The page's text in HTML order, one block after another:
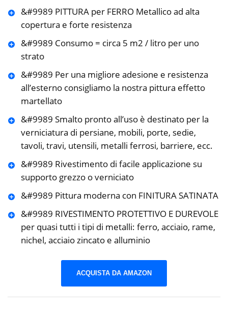
&#9989 PITTURA per FERRO Metallico ad alta
copertura e forte resistenza
&#9989 Consumo = circa 5 m2 / litro per uno
strato
&#9989 Per una migliore adesione e resistenza
all’esterno consigliamo la nostra pittura effetto
martellato
&#9989 Smalto pronto all’uso è destinato per la
verniciatura di persiane, mobili, porte, sedie,
tavoli, travi, utensili, metalli ferrosi, barriere, ecc.
&#9989 Rivestimento di facile applicazione su
supporto grezzo o verniciato
&#9989 Pittura moderna con FINITURA SATINATA
&#9989 RIVESTIMENTO PROTETTIVO E DUREVOLE
per quasi tutti i tipi di metalli: ferro, acciaio, rame,
nichel, acciaio zincato e alluminio
ACQUISTA DA AMAZON